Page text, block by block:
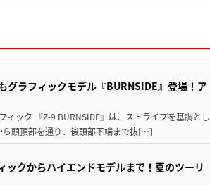
グラフィックモデル『BURNSIDE』登場！ア
ック 『Z-9 BURNSIDE』は、ストライプを基調とし
ら頭頂部を通り、後頭部下端まで抜[…]
ックからハイエンドモデルまで！夏のツーリ